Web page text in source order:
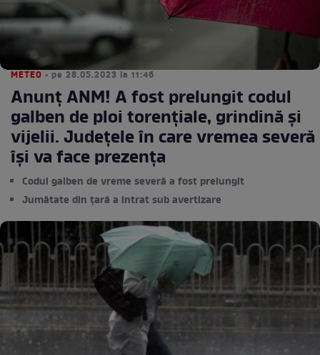
METEO • pe 28.05.2023 la 11:46
Anunț ANM! A fost prelungit codul
galben de ploi torențiale, grindină și
vijelii. Județele în care vremea severă
își va face prezența
Codul galben de vreme severă a fost prelungit
Jumătate din țară a intrat sub avertizare